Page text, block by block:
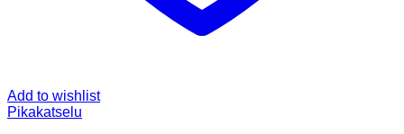
Add to wishlist
Pikakatselu